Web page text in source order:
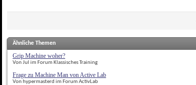
Ähnliche Themen
Grip Machine woher?
Von Jul im Forum Klassisches Training
Frage zu Machine Man von Active Lab
Von hypermasterd im Forum ActivLab